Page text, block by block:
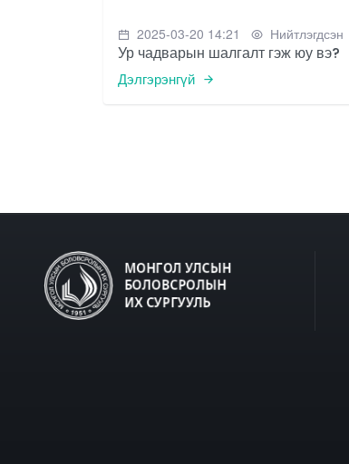
2025-03-20 14:21 Нийтлэгдсэн
Ур чадварын шалгалт гэж юу вэ?
Дэлгэрэнгүй